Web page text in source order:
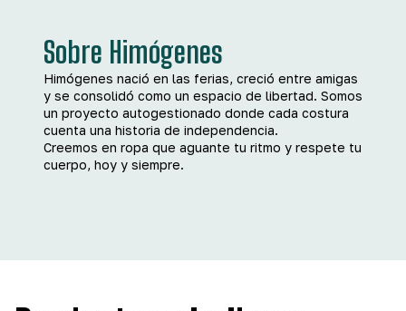
Sobre Himógenes
Himógenes nació en las ferias, creció entre amigas
y se consolidó como un espacio de libertad. Somos
un proyecto autogestionado donde cada costura
cuenta una historia de independencia.
Creemos en ropa que aguante tu ritmo y respete tu
cuerpo, hoy y siempre.